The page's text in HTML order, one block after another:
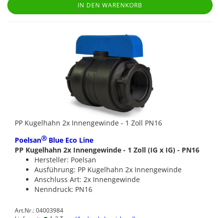
IN DEN WARENKORB
PP Kugelhahn 2x Innengewinde - 1 Zoll PN16
PoelsanⓇ Blue Eco Line
PP Kugelhahn 2x Innengewinde - 1 Zoll (IG x IG) - PN16
Hersteller: Poelsan
Ausführung: PP Kugelhahn 2x Innengewinde
Anschluss Art: 2x Innengewinde
Nenndruck: PN16
Art.Nr.: 04003984